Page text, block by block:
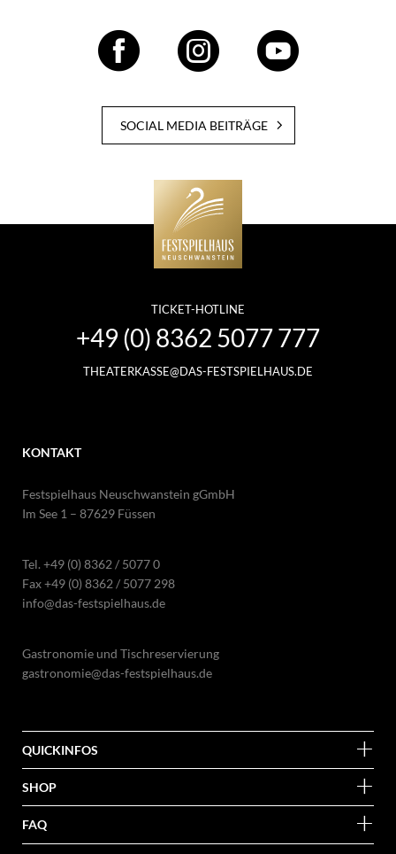
SOCIAL MEDIA BEITRÄGE
TICKET-HOTLINE
+49 (0) 8362 5077 777
THEATERKASSE@DAS-FESTSPIELHAUS.DE
KONTAKT
Festspielhaus Neuschwanstein gGmbH
Im See 1 – 87629 Füssen
Tel. +49 (0) 8362 / 5077 0
Fax +49 (0) 8362 / 5077 298
info@das-festspielhaus.de
Gastronomie und Tischreservierung
gastronomie@das-festspielhaus.de
QUICKINFOS
SHOP
FAQ